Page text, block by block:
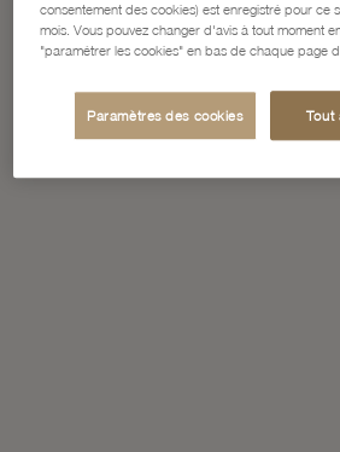
consentement des cookies) est enregistré pour ce
mois. Vous pouvez changer d'avis à tout moment
"paramétrer les cookies" en bas de chaque page
Paramètres des cookies Tout